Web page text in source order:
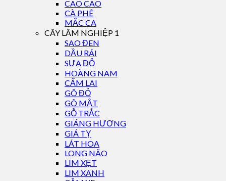
CAO CAO
CÀ PHÊ
MẮC CA
CÂY LÂM NGHIỆP 1
SAO ĐEN
DẦU RÁI
SƯA ĐỎ
HOÀNG NAM
CẨM LAI
GÕ ĐỎ
GÕ MẬT
GỖ TRẮC
GIÁNG HƯƠNG
GIÁ TỴ
LÁT HOA
LONG NÃO
LIM XẸT
LIM XANH